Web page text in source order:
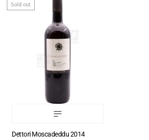
Sold out
Dettori Moscadeddu 2014